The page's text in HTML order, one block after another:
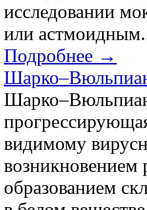
исследовании
или
Подробнее →
видимому
возникновением
образованием